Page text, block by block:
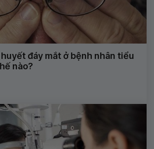
đáy mắt ở bệnh nhân tiểu
nào?